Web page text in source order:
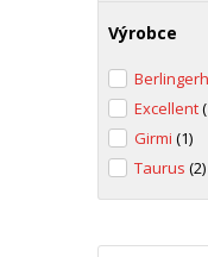
Výrobce
Excellent
Girmi (1)
Taurus (2)